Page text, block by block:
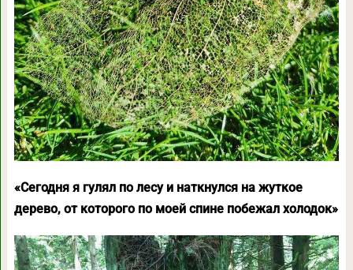
«Сегодня я гулял по лесу и наткнулся на жуткое
дерево, от которого по моей спине побежал холодок»